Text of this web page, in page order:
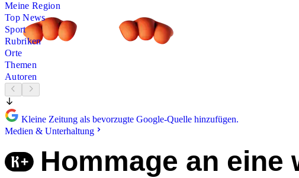
Meine Region
Top News
Sport
Rubriken
Orte
Themen
Autoren
Kleine Zeitung als bevorzugte Google-Quelle hinzufügen.
Medien & Unterhaltung
Hommage an